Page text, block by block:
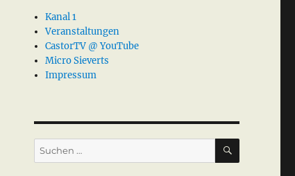
Kanal 1
Veranstaltungen
CastorTV @ YouTube
Micro Sieverts
Impressum
Suche
nach:
SUCHEN